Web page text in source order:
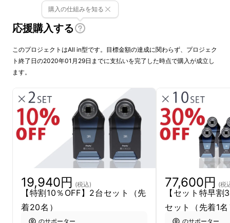
そんな従来の顕微鏡の常識を覆すのが、この
「 携帯式デジタル顕微鏡」です。
レンズを覗きこむことなくデジカメのようにモ
ニタで確認。
いつでも・どこでも・だれでも簡単に使える顕
微鏡です。
応援購入する
購入の仕組みを知る
このプロジェクトはAll in型です。目標金額の達成に関わらず、プロジェク
ト終了日の2020年01月29日までに支払いを完了した時点で購入が成立し
ます。
19,940円 (税込)
【特割10％OFF】2台セット（先
着20名）
のサポーター
77,600円 (税
【セット特早
セット（先着1
のサポーター